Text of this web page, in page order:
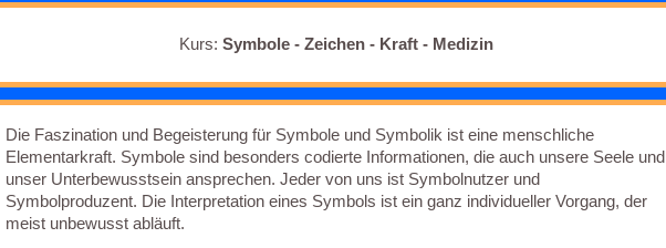
Kurs: Symbole - Zeichen - Kraft - Medizin
Die Faszination und Begeisterung für Symbole und Symbolik ist eine menschliche
Elementarkraft. Symbole sind besonders codierte Informationen, die auch unsere Seele und
unser Unterbewusstsein ansprechen. Jeder von uns ist Symbolnutzer und
Symbolproduzent. Die Interpretation eines Symbols ist ein ganz individueller Vorgang, der
meist unbewusst abläuft.